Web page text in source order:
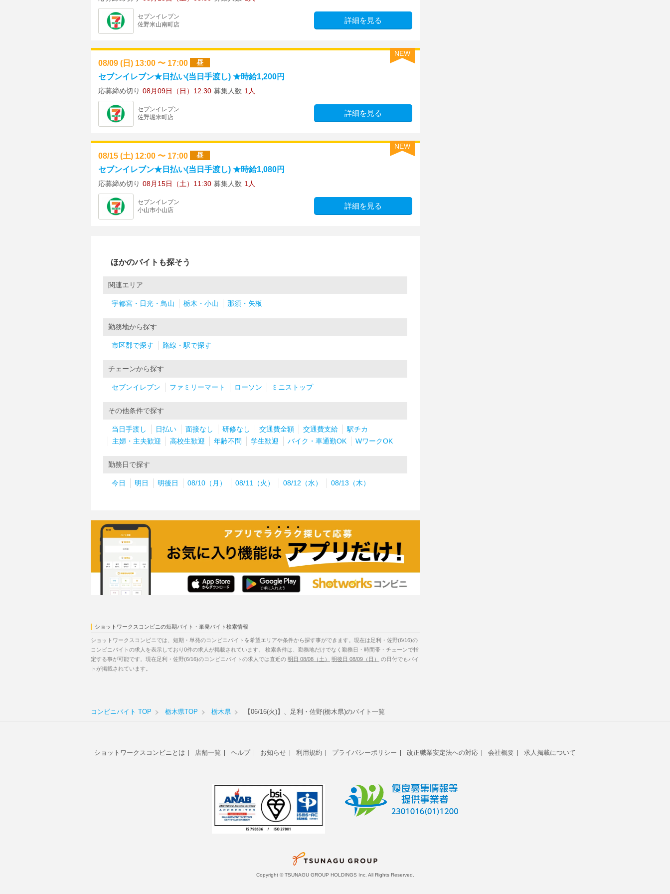
セブンイレブン
佐野米山南町店
詳細を見る
NEW
08/09 (日) 13:00 〜 17:00 昼
セブンイレブン★日払い(当日手渡し) ★時給1,200円
応募締め切り 08月09日（日）12:30 募集人数 1人
セブンイレブン
佐野堀米町店
詳細を見る
NEW
08/15 (土) 12:00 〜 17:00 昼
セブンイレブン★日払い(当日手渡し) ★時給1,080円
応募締め切り 08月15日（土）11:30 募集人数 1人
セブンイレブン
小山市小山店
詳細を見る
ほかのバイトも探そう
関連エリア
宇都宮・日光・鳥山 栃木・小山 那須・矢板
勤務地から探す
市区郡で探す 路線・駅で探す
チェーンから探す
セブンイレブン ファミリーマート ローソン ミニストップ
その他条件で探す
当日手渡し 日払い 面接なし 研修なし 交通費全額 交通費支給
駅チカ
主婦・主夫歓迎
高校生歓迎 年齢不問 学生歓迎 バイク・車通勤OK WワークOK
勤務日で探す
今日 明日 明後日 08/10（月） 08/11（火） 08/12（水） 08/13（木）
ショットワークスコンビニの短期バイト・単発バイト検索情報
ショットワークスコンビニでは、短期・単発のコンビニバイトを希望エリアや条件から探す事ができます。現在は足利・佐野(6/16)の
コンビニバイトの求人を表示しており0件の求人が掲載されています。 検索条件は、勤務地だけでなく勤務日・時間帯・チェーンで指
定する事が可能です。現在足利・佐野(6/16)のコンビニバイトの求人では直近の 明日 08/08（土） 明後日 08/09（日）
の日付でもバイ
トが掲載されています。
コンビニバイト TOP 栃木県TOP 栃木県 【06/16(火)】、足利・佐野(栃木県)のバイト一覧
ショットワークスコンビニとは 店舗一覧 ヘルプ お知らせ 利用規約 プライバシーポリシー 改正職業安定法への対応 会社概要 求人掲載について
Copyright © TSUNAGU GROUP HOLDINGS Inc. All Rights Reserved.